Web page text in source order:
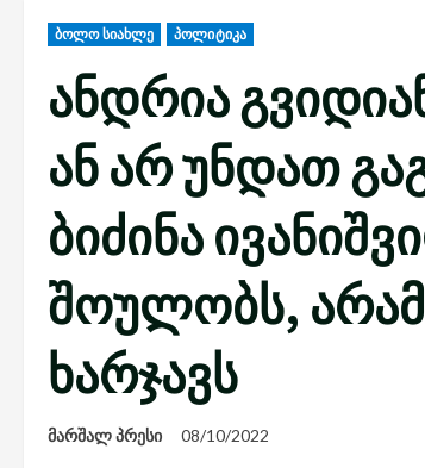
ბოლო სიახლე პოლიტიკა
ანდრია
ან არ უნდათ
ბიძინა
შოულობს,
ხარჯავს
მარშალ პრესი 08/10/2022